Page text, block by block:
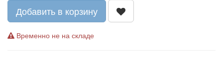
Добавить в корзину
Временно не на складе